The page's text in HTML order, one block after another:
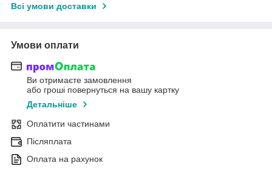
Всі умови доставки
Умови оплати
Ви отримаєте замовлення
або гроші повернуться на вашу картку
Детальніше
Оплатити частинами
Післяплата
Оплата на рахунок